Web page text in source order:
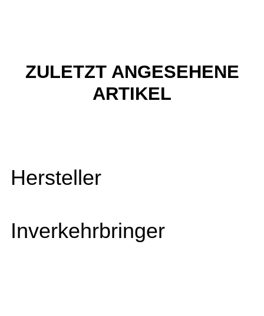
ZULETZT ANGESEHENE
ARTIKEL
Hersteller
Inverkehrbringer